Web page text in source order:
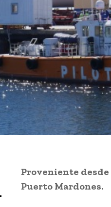
Proveniente
Puerto Mardones.